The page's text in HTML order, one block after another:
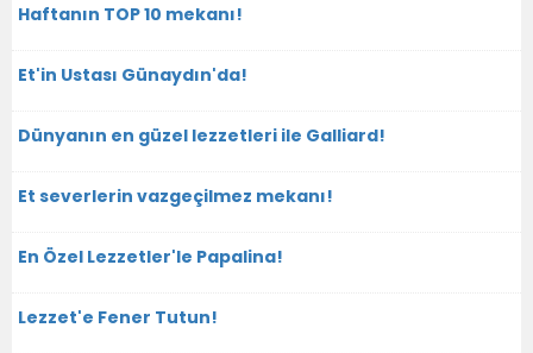
Haftanın TOP 10 mekanı!
Et'in Ustası Günaydın'da!
Dünyanın en güzel lezzetleri ile Galliard!
Et severlerin vazgeçilmez mekanı!
En Özel Lezzetler'le Papalina!
Lezzet'e Fener Tutun!